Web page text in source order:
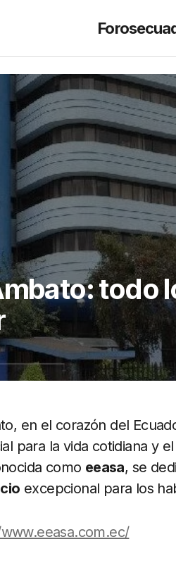
todo
en el corazón del
para la vida cotidiana y
como eeasa, se
excepcional para los